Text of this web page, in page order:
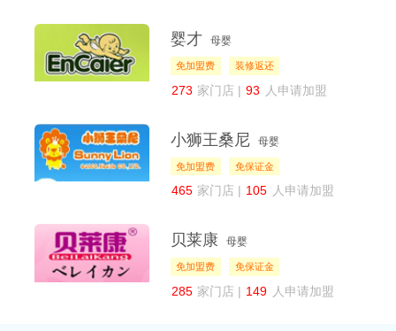
婴才 母婴
免加盟费 装修返还
273 家门店 | 93 人申请加盟
小狮王桑尼 母婴
免加盟费 免保证金
465 家门店 | 105 人申请加盟
贝莱康 母婴
免加盟费 免保证金
285 家门店 | 149 人申请加盟